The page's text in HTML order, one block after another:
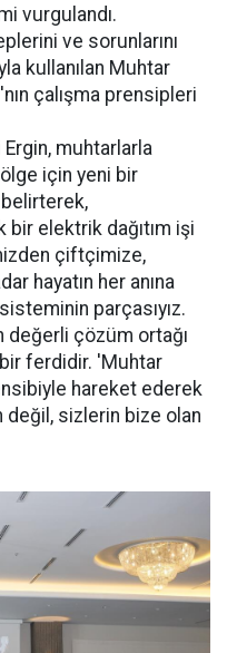
vurgulandı.
ve sorunlarını
kullanılan Muhtar
çalışma prensipleri
muhtarlarla
için yeni bir
belirterek,
elektrik dağıtım işi
çiftçimize,
hayatın her anına
parçasıyız.
değerli çözüm ortağı
bir ferdidir. 'Muhtar
hareket ederek
sizlerin bize olan